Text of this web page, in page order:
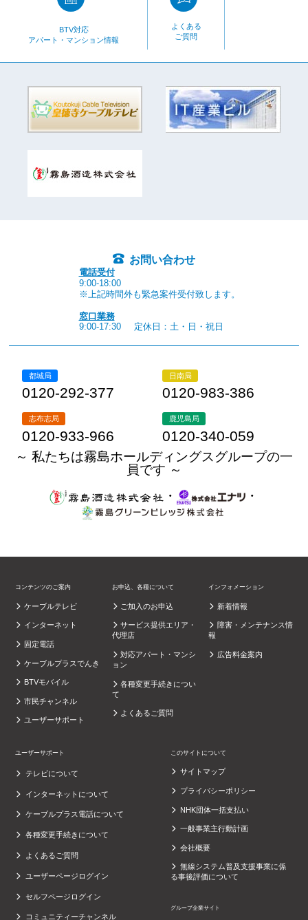
BTV対応
アパート・マンション情報
よくある
ご質問
お問い合わせ
電話受付
9:00-18:00
※上記時間外も緊急案件受付致します。
窓口業務
9:00-17:30
定休日：土・日・祝日
都城局
0120-292-377
日南局
0120-983-386
志布志局
0120-933-966
鹿児島局
0120-340-059
～ 私たちは霧島ホールディングスグループの一
員です ～
・
・
コンテンツのご案内
ケーブルテレビ
インターネット
固定電話
ケーブルプラスでんき
BTVモバイル
市民チャンネル
ユーザーサポート
お申込、各種について
ご加入のお申込
サービス提供エリア・
代理店
対応アパート・マンシ
ョン
各種変更手続きについ
て
よくあるご質問
インフォメーション
新着情報
障害・メンテナンス情
報
広告料金案内
ユーザーサポート
テレビについて
インターネットについて
ケーブルプラス電話について
各種変更手続きについて
よくあるご質問
ユーザーページログイン
セルフページログイン
コミュニティーチャンネル
このサイトについて
サイトマップ
プライバシーポリシー
NHK団体一括支払い
一般事業主行動計画
会社概要
無線システム普及支援事業に係
る事後評価について
グループ企業サイト